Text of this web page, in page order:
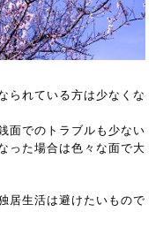
られている方は少なくな
面でのトラブルも少ない
った場合は色々な面で大
居生活は避けたいもので